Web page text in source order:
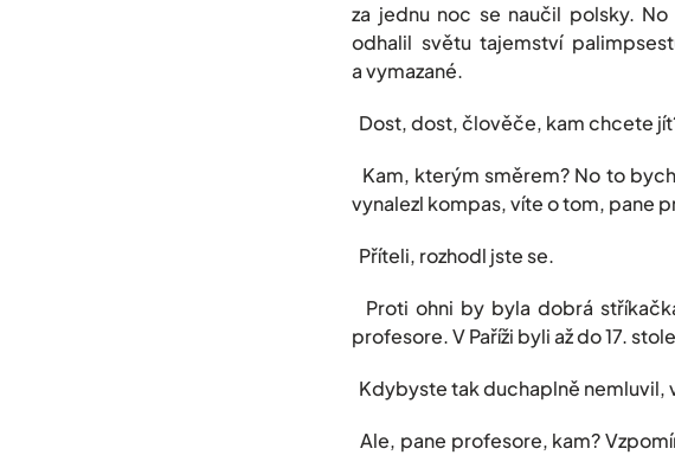
za jednu noc se naučil polsky.
odhalil světu tajemství
a vymazané.
Dost, dost, člověče, kam chcete
Kam, kterým směrem? No to
vynalezl kompas, víte o tom, pane
Příteli, rozhodl jste se.
Proti ohni by byla dobrá
profesore. V Paříži byli až do 17.
Kdybyste tak duchaplně nemluvil,
Ale, pane profesore, kam?